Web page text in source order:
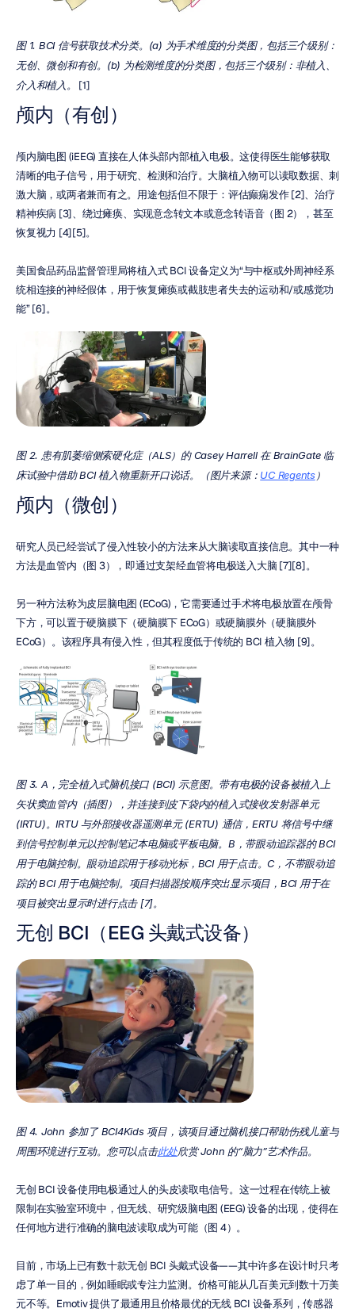
图 1. BCI 信号获取技术分类。(a) 为手术维度的分类图，包括三个级别：
无创、微创和有创。(b) 为检测维度的分类图，包括三个级别：非植入、
介入和植入。
[1]
颅内（有创）
颅内脑电图 (iEEG) 直接在人体头部内部植入电极。这使得医生能够获取
清晰的电子信号，用于研究、检测和治疗。大脑植入物可以读取数据、刺
激大脑，或两者兼而有之。用途包括但不限于：评估癫痫发作 [2]、治疗
精神疾病 [3]、绕过瘫痪、实现意念转文本或意念转语音（图 2），甚至
恢复视力 [4][5]。
美国食品药品监督管理局将植入式 BCI 设备定义为“与中枢或外周神经系
统相连接的神经假体，用于恢复瘫痪或截肢患者失去的运动和/或感觉功
能” [6]。
图 2. 患有肌萎缩侧索硬化症（ALS）的 Casey Harrell 在 BrainGate 临
床试验中借助 BCI 植入物重新开口说话。（图片来源： UC Regents）
颅内（微创）
研究人员已经尝试了侵入性较小的方法来从大脑读取直接信息。其中一种
方法是血管内（图 3），即通过支架经血管将电极送入大脑 [7][8]。
另一种方法称为皮层脑电图 (ECoG)，它需要通过手术将电极放置在颅骨
下方，可以置于硬脑膜下（硬脑膜下 ECoG）或硬脑膜外（硬脑膜外
ECoG）。该程序具有侵入性，但其程度低于传统的 BCI 植入物 [9]。
图 3. A，完全植入式脑机接口 (BCI) 示意图。带有电极的设备被植入上
矢状窦血管内（插图），并连接到皮下袋内的植入式接收发射器单元
(IRTU)。IRTU 与外部接收器遥测单元 (ERTU) 通信，ERTU 将信号中继
到信号控制单元以控制笔记本电脑或平板电脑。B，带眼动追踪器的 BCI
用于电脑控制。眼动追踪用于移动光标，BCI 用于点击。C，不带眼动追
踪的 BCI 用于电脑控制。项目扫描器按顺序突出显示项目，BCI 用于在
项目被突出显示时进行点击 [7]。
无创 BCI（EEG 头戴式设备）
图 4. John 参加了 BCI4Kids 项目，该项目通过脑机接口帮助伤残儿童与
周围环境进行互动。您可以点击此处欣赏 John 的“脑力”艺术作品。
无创 BCI 设备使用电极通过人的头皮读取电信号。这一过程在传统上被
限制在实验室环境中，但无线、研究级脑电图 (EEG) 设备的出现，使得在
任何地方进行准确的脑电波读取成为可能（图 4）。
目前，市场上已有数十款无创 BCI 头戴式设备——其中许多在设计时只考
虑了单一目的，例如睡眠或专注力监测。价格可能从几百美元到数十万美
元不等。Emotiv 提供了最通用且价格最优的无线 BCI 设备系列，传感器